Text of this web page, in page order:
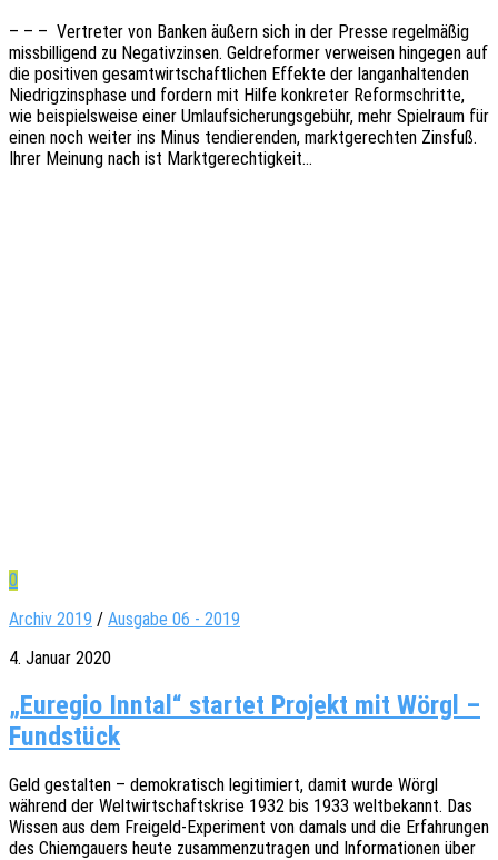
– – – Vertre­ter von Banken äußern sich in der Presse regel­mä­ßig
miss­bil­li­gend zu Nega­tiv­zin­sen. Geld­re­for­mer verwei­sen hinge­gen auf
die posi­ti­ven gesamt­wirt­schaft­li­chen Effek­te der lang­an­hal­ten­den
Nied­rig­zins­pha­se und fordern mit Hilfe konkre­ter Reform­schrit­te,
wie beispiels­wei­se einer Umlauf­si­che­rungs­ge­bühr, mehr Spiel­raum für
einen noch weiter ins Minus tendie­ren­den, markt­ge­rech­ten Zins­fuß.
Ihrer Meinung nach ist Marktgerechtigkeit…
0
Archiv 2019 / Ausgabe 06 - 2019
4. Januar 2020
„Euregio Inntal“ startet Projekt mit Wörgl –
Fundstück
Geld gestal­ten – demo­kra­tisch legi­ti­miert, damit wurde Wörgl
während der Welt­wirt­schafts­kri­se 1932 bis 1933 welt­be­kannt. Das
Wissen aus dem Frei­­geld-Expe­ri­­ment von damals und die Erfah­run­gen
des Chiem­gau­ers heute zusam­men­zu­tra­gen und Infor­ma­tio­nen über